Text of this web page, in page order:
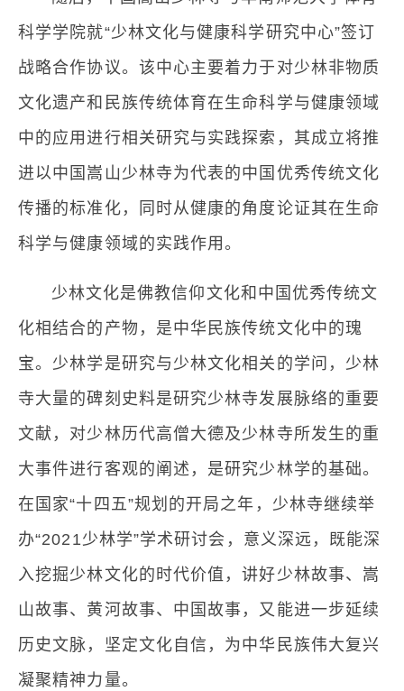
科学学院就“少林文化与健康科学研究中心”签订
战略合作协议。该中心主要着力于对少林非物质
文化遗产和民族传统体育在生命科学与健康领域
中的应用进行相关研究与实践探索，其成立将推
进以中国嵩山少林寺为代表的中国优秀传统文化
传播的标准化，同时从健康的角度论证其在生命
科学与健康领域的实践作用。
少林文化是佛教信仰文化和中国优秀传统文
化相结合的产物，是中华民族传统文化中的瑰
宝。少林学是研究与少林文化相关的学问，少林
寺大量的碑刻史料是研究少林寺发展脉络的重要
文献，对少林历代高僧大德及少林寺所发生的重
大事件进行客观的阐述，是研究少林学的基础。
在国家“十四五”规划的开局之年，少林寺继续举
办“2021少林学”学术研讨会，意义深远，既能深
入挖掘少林文化的时代价值，讲好少林故事、嵩
山故事、黄河故事、中国故事，又能进一步延续
历史文脉，坚定文化自信，为中华民族伟大复兴
凝聚精神力量。